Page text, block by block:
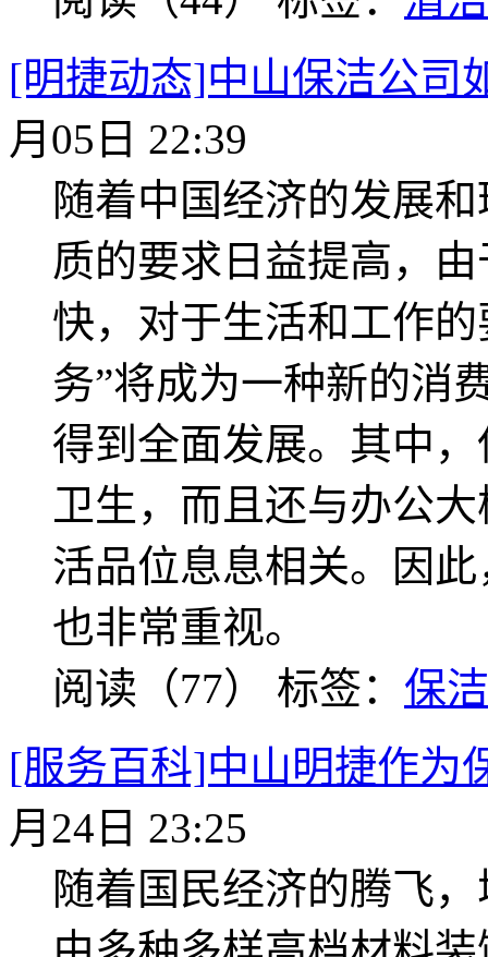
[明捷动态]中山保洁公司
月05日 22:39
随着中国经济的发展
质的要求日益提高，
快，对于生活和工作
务”将成为一种新的消
得到全面发展。其中
卫生，而且还与办公
活品位息息相关。因
也非常重视。
阅读（77） 标签： 保
[服务百科]中山明捷作为
月24日 23:25
随着国民经济的腾飞